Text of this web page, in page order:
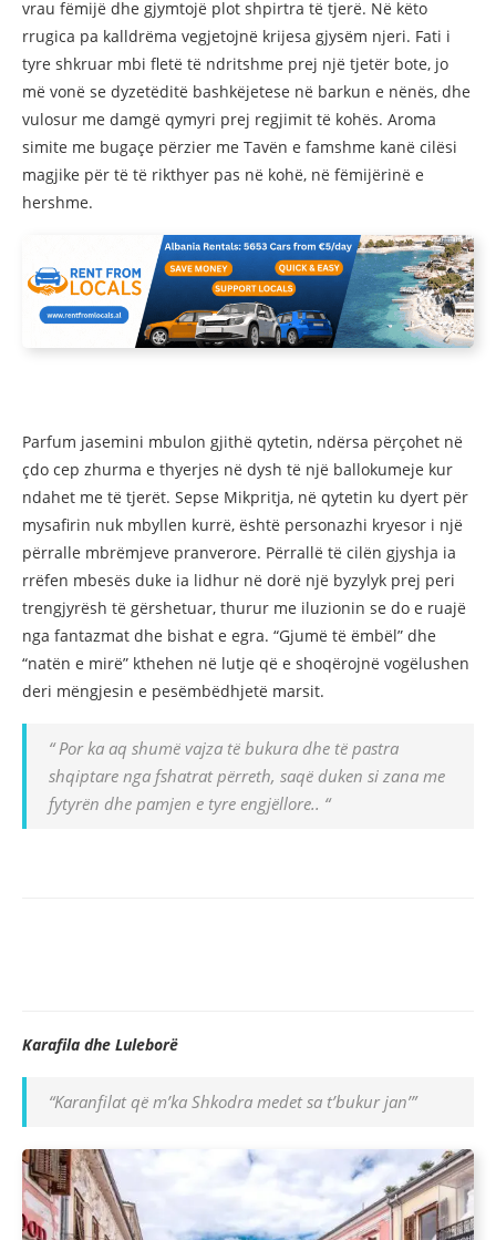
vrau fëmijë dhe gjymtojë plot shpirtra të tjerë. Në këto
rrugica pa kalldrëma vegjetojnë krijesa gjysëm njeri. Fati i
tyre shkruar mbi fletë të ndritshme prej një tjetër bote, jo
më vonë se dyzetëditë bashkëjetese në barkun e nënës, dhe
vulosur me damgë qymyri prej regjimit të kohës. Aroma
simite me bugaçe përzier me Tavën e famshme kanë cilësi
magjike për të të rikthyer pas në kohë, në fëmijërinë e
hershme.
Parfum jasemini mbulon gjithë qytetin, ndërsa përçohet në
çdo cep zhurma e thyerjes në dysh të një ballokumeje kur
ndahet me të tjerët. Sepse Mikpritja, në qytetin ku dyert për
mysafirin nuk mbyllen kurrë, është personazhi kryesor i një
përralle mbrëmjeve pranverore. Përrallë të cilën gjyshja ia
rrëfen mbesës duke ia lidhur në dorë një byzylyk prej peri
trengjyrësh të gërshetuar, thurur me iluzionin se do e ruajë
nga fantazmat dhe bishat e egra. “Gjumë të ëmbël” dhe
“natën e mirë” kthehen në lutje që e shoqërojnë vogëlushen
deri mëngjesin e pesëmbëdhjetë marsit.
“ Por ka aq shumë vajza të bukura dhe të pastra
shqiptare nga fshatrat përreth, saqë duken si zana me
fytyrën dhe pamjen e tyre engjëllore.. “
Karafila dhe Luleborë
“Karanfilat që m’ka Shkodra medet sa t’bukur jan’”